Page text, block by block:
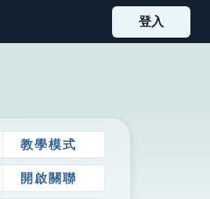
登入
教學模式
開啟關聯